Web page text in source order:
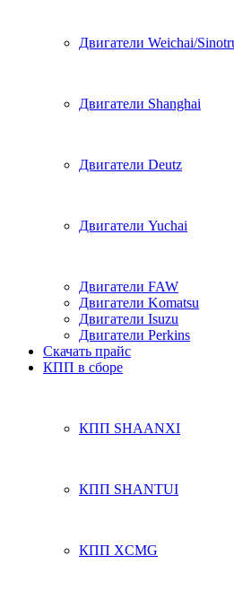
Двигатели Weichai/
Двигатели Shanghai
Двигатели Deutz
Двигатели Yuchai
Двигатели FAW
Двигатели Komatsu
Двигатели Isuzu
Двигатели Perkins
Скачать прайс
КПП в сборе
КПП SHAANXI
КПП SHANTUI
КПП XCMG